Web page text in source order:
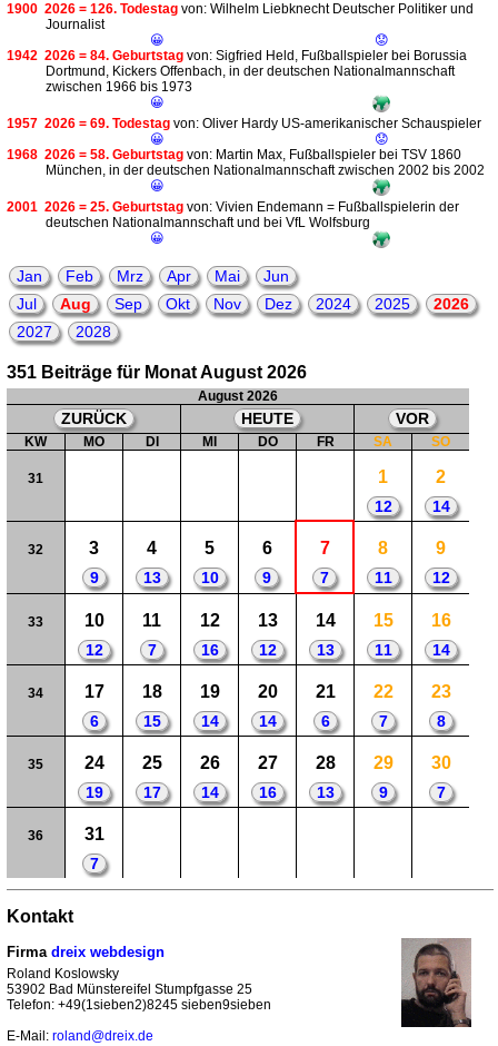
1900 2026 = 126. Todestag von: Wilhelm Liebknecht Deutscher Politiker und
Journalist
😀
😟
1942 2026 = 84. Geburtstag von: Sigfried Held, Fußballspieler bei Borussia
Dortmund, Kickers Offenbach, in der deutschen Nationalmannschaft
zwischen 1966 bis 1973
😀
1957 2026 = 69. Todestag von: Oliver Hardy US-amerikanischer Schauspieler
😀
😟
1968 2026 = 58. Geburtstag von: Martin Max, Fußballspieler bei TSV 1860
München, in der deutschen Nationalmannschaft zwischen 2002 bis 2002
😀
2001 2026 = 25. Geburtstag von: Vivien Endemann = Fußballspielerin der
deutschen Nationalmannschaft und bei VfL Wolfsburg
😀
Jan Feb Mrz Apr Mai
Jun
Jul
Aug Sep Okt Nov Dez 2024 2025
2026
2027
2028
351 Beiträge für Monat August 2026
August 2026
ZURÜCK HEUTE VOR
KW MO DI MI DO FR SA SO
31 1
12
2
14
32 3
9
4
13
5
10
6
9
7
7
8
11
9
12
33 10
12
11
7
12
16
13
12
14
13
15
11
16
14
34 17
6
18
15
19
14
20
14
21
6
22
7
23
8
35 24
19
25
17
26
14
27
16
28
13
29
9
30
7
36 31
7
Kontakt
Firma dreix webdesign
Roland Koslowsky
53902 Bad Münstereifel Stumpfgasse 25
Telefon: +49(1sieben2)8245 sieben9sieben
E-Mail: roland@dreix.de